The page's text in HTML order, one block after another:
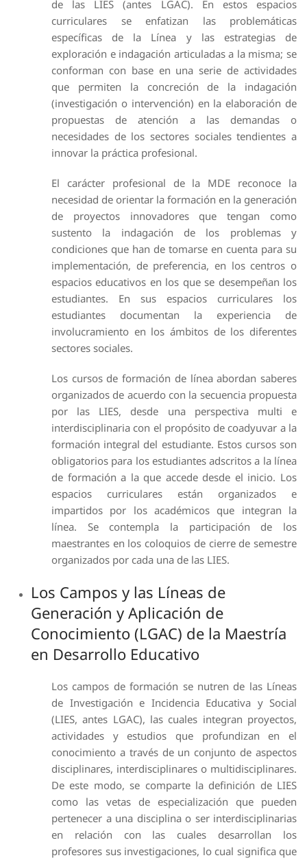
de las LIES (antes LGAC). En estos espacios
curriculares se enfatizan las problemáticas
específicas de la Línea y las estrategias de
exploración e indagación articuladas a la misma; se
conforman con base en una serie de actividades
que permiten la concreción de la indagación
(investigación o intervención) en la elaboración de
propuestas de atención a las demandas o
necesidades de los sectores sociales tendientes a
innovar la práctica profesional.
El carácter profesional de la MDE reconoce la
necesidad de orientar la formación en la generación
de proyectos innovadores que tengan como
sustento la indagación de los problemas y
condiciones que han de tomarse en cuenta para su
implementación, de preferencia, en los centros o
espacios educativos en los que se desempeñan los
estudiantes. En sus espacios curriculares los
estudiantes documentan la experiencia de
involucramiento en los ámbitos de los diferentes
sectores sociales.
Los cursos de formación de línea abordan saberes
organizados de acuerdo con la secuencia propuesta
por las LIES, desde una perspectiva multi e
interdisciplinaria con el propósito de coadyuvar a la
formación integral del estudiante. Estos cursos son
obligatorios para los estudiantes adscritos a la línea
de formación a la que accede desde el inicio. Los
espacios curriculares están organizados e
impartidos por los académicos que integran la
línea. Se contempla la participación de los
maestrantes en los coloquios de cierre de semestre
organizados por cada una de las LIES.
Los Campos y las Líneas de
Generación y Aplicación de
Conocimiento (LGAC) de la Maestría
en Desarrollo Educativo
Los campos de formación se nutren de las Líneas
de Investigación e Incidencia Educativa y Social
(LIES, antes LGAC), las cuales integran proyectos,
actividades y estudios que profundizan en el
conocimiento a través de un conjunto de aspectos
disciplinares, interdisciplinares o multidisciplinares.
De este modo, se comparte la definición de LIES
como las vetas de especialización que pueden
pertenecer a una disciplina o ser interdisciplinarias
en relación con las cuales desarrollan los
profesores sus investigaciones, lo cual significa que